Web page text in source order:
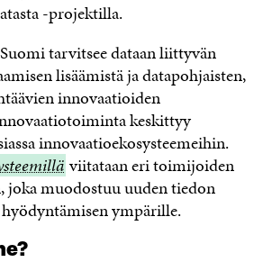
-projektilla.
tarvitsee dataan liittyvän
lisäämistä ja datapohjaisten,
innovaatioiden
keskittyy
innovaatioekosysteemeihin.
viitataan eri toimijoiden
joka muodostuu uuden tiedon
ympärille.